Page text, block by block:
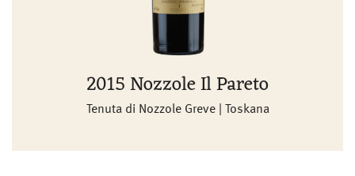
2015 Nozzole Il Pareto
Tenuta di Nozzole Greve | Toskana